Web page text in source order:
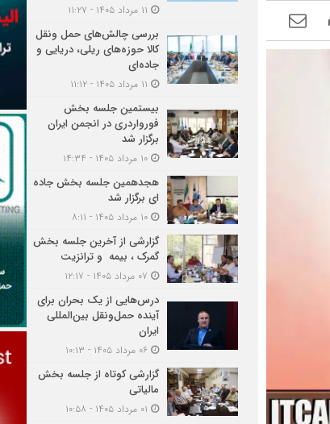
بررسی چالش‌های حمل ونقل
کالا حوزه‌های ریلی، دریایی و
جاده‌ای
بیستمین جلسه بخش
فورواردری در انجمن ایران
برگزار شد
۱۰ مرداد ۱۴۰۵ - ۱۴:۳۴
هجدهمین جلسه بخش جاده
ای برگزار شد
۱۰ مرداد ۱۴۰۵ - ۸:۱۱
گزارشی از آخرین جلسه بخش
گمرک ، بیمه و ترانزیت
درس‌هایی از یک بحران برای
آینده حمل‌ونقل بین‌المللی
ایران
گزارشی کوتاه از جلسه بخش
مالیاتی